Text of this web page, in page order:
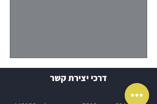
דרכי יצירת קשר